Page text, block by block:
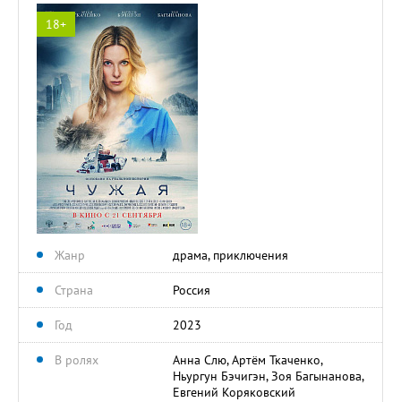
18+
Жанр драма, приключения
Страна Россия
Год 2023
В ролях
Анна Слю, Артём Ткаченко,
Ньургун Бэчигэн, Зоя Багынанова,
Евгений Коряковский